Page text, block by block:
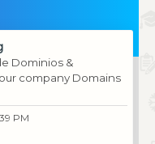
Dominios &
company Domains
PM